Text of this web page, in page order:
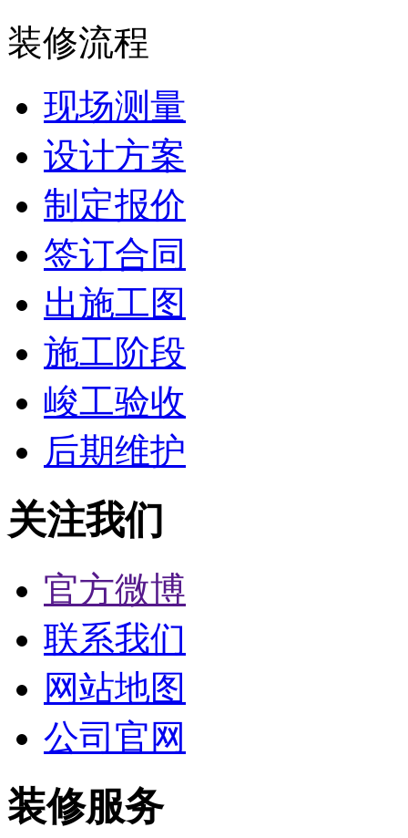
装修流程
现场测量
设计方案
制定报价
签订合同
出施工图
施工阶段
峻工验收
后期维护
关注我们
官方微博
联系我们
网站地图
公司官网
装修服务